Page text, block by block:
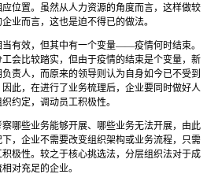
位置。虽然从人力资源的角度而言，这样做较
业而言，这也是迫不得已的做法。
有效，但其中有一个变量——疫情何时结束。
会比较踏实，但由于疫情的结束是个变量，新
责人，而原来的领导则认为自身如今已不受到
此，在进行了业务梳理后，企业要同时做好人
约定，调动员工积极性。
察哪些业务能够开展、哪些业务无法开展，由此
，企业不需要改变组织架构或业务流程，只需
极性。较之于核心挑选法，分层组织法对于成
对充足的企业。